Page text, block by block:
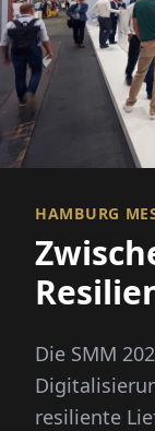
HAMBURG
Die SMM
resiliente